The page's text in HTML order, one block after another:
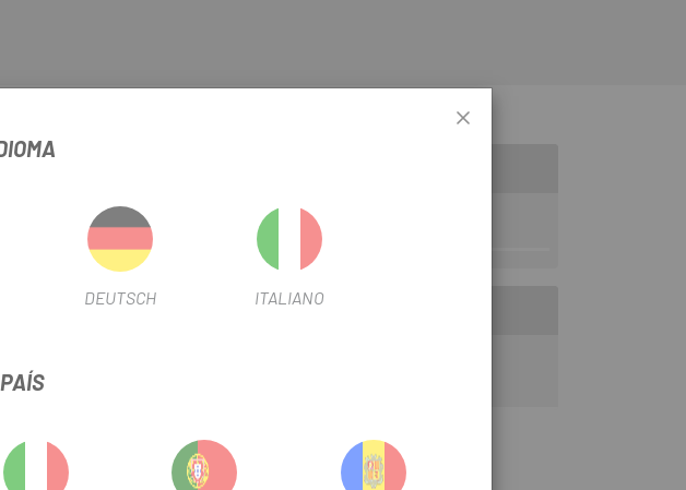
R
DEUTSCH ITALIANO